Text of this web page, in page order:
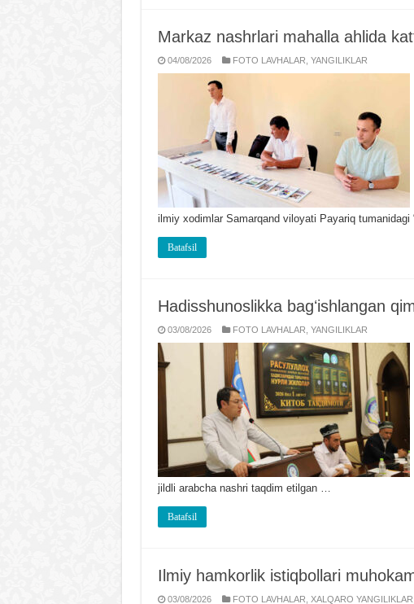
Markaz nashrlari mahalla ahlida
04/08/2026 FOTO LAVHALAR, YANGILIKLAR
ilmiy xodimlar Samarqand viloyati Payariq tumanidagi
Batafsil
Hadisshunoslikka bagʻishlangan
03/08/2026 FOTO LAVHALAR, YANGILIKLAR
jildli arabcha nashri taqdim etilgan …
Batafsil
Ilmiy hamkorlik istiqbollari
03/08/2026 FOTO LAVHALAR, XALQARO YANGILIKLAR